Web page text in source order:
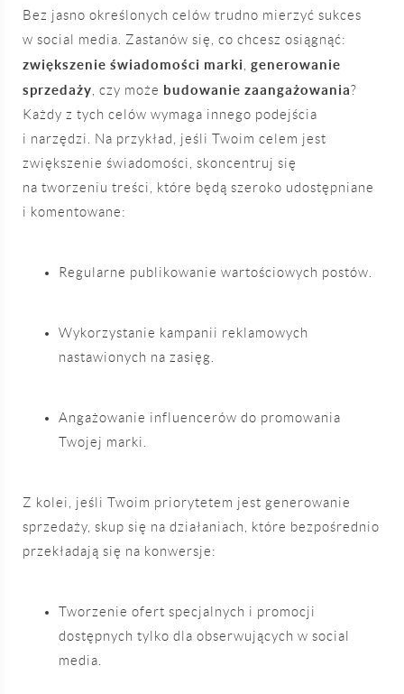
Bez jasno określonych celów trudno mierzyć sukces
w social media. Zastanów się, co chcesz osiągnąć:
zwiększenie świadomości marki generowanie
sprzedaży , czy może budowanie zaangażowania?
Każdy z tych celów wymaga innego podejścia
i narzędzi. Na przykład, jeśli Twoim celem jest
zwiększenie świadomości, skoncentruj się
na tworzeniu treści, które będą szeroko udostępniane
i komentowane:
Regularne publikowanie wartościowych postów.
Wykorzystanie kampanii reklamowych
nastawionych na zasięg.
Angażowanie influencerów do promowania
Twojej marki.
Z kolei, jeśli Twoim priorytetem jest generowanie
sprzedaży, skup się na działaniach, które bezpośrednio
przekładają się na konwersje:
Tworzenie ofert specjalnych i promocji
dostępnych tylko dla obserwujących w social
media.